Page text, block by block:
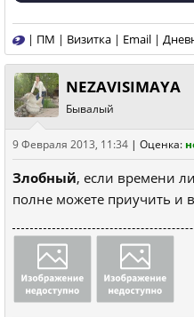
| ПМ | Визитка | Email |
NEZAVISIMAYA
Бывалый
9 Февраля 2013, 11:34 | Оценка:
Злобный, если времени
полне можете приучить и